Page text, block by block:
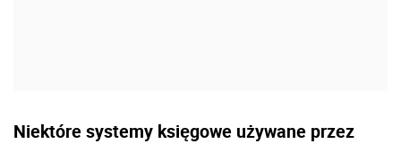
Niektóre systemy księgowe używane przez